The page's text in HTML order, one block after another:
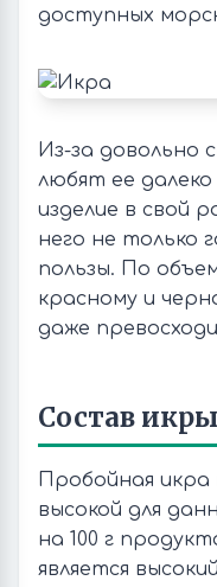
доступных
Из-за довольно
любят ее
изделие в свой
него не только
пользы. По
красному и
даже
Состав
Пробойная
высокой для
на 100 г
является